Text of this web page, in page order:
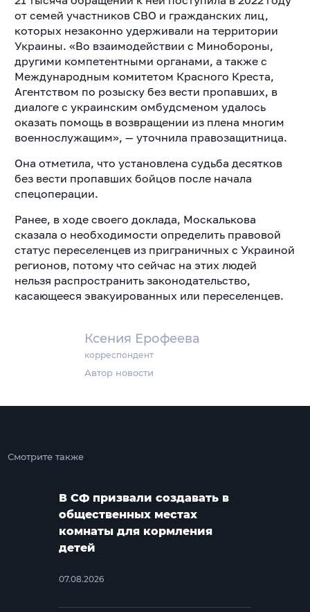
Ксения Ерофеева
корреспондент
Автор новости
от семей участников СВО и гражданских лиц,
которых незаконно удерживали на территории
Украины. «Во взаимодействии с Минобороны,
другими компетентными органами, а также с
Международным комитетом Красного Креста,
Агентством по розыску без вести пропавших, в
диалоге с украинским омбудсменом удалось
оказать помощь в возвращении из плена многим
военнослужащим», — уточнила правозащитница.
Она отметила, что установлена судьба десятков
без вести пропавших бойцов после начала
спецоперации.
Ранее, в ходе своего доклада, Москалькова
сказала о необходимости определить правовой
статус переселенцев из приграничных с Украиной
регионов, потому что сейчас на этих людей
нельзя распространить законодательство,
касающееся эвакуированных или переселенцев.
Смотрите также
В СФ призвали создавать в
общественных местах
комнаты для кормления
детей
07.08.2026